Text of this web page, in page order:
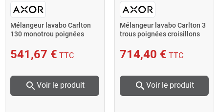
Mélangeur lavabo Carlton
130 monotrou poignées
541,67 € TTC
search Voir le produit
Mélangeur lavabo Carlton 3
trous poignées croisillons
714,40 € TTC
search Voir le produit